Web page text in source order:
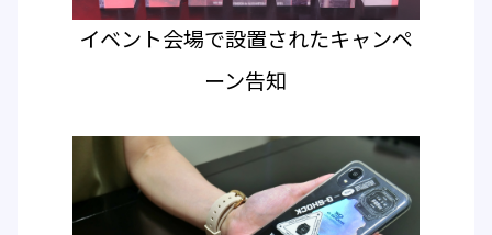
イベント会場で設置されたキャンペ
ーン告知